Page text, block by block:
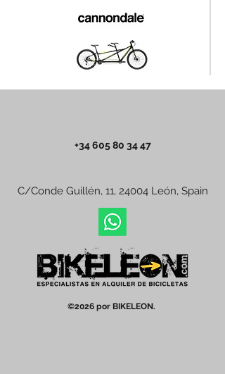
+34 605 80 34 47
C/Conde Guillén, 11, 24004 León, Spain
©2026 por BIKELEON.